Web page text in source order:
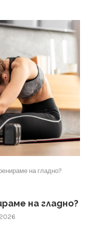
на гладно?
на гладно?